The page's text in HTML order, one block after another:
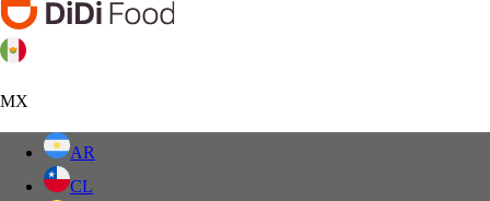
MX
AR
CL